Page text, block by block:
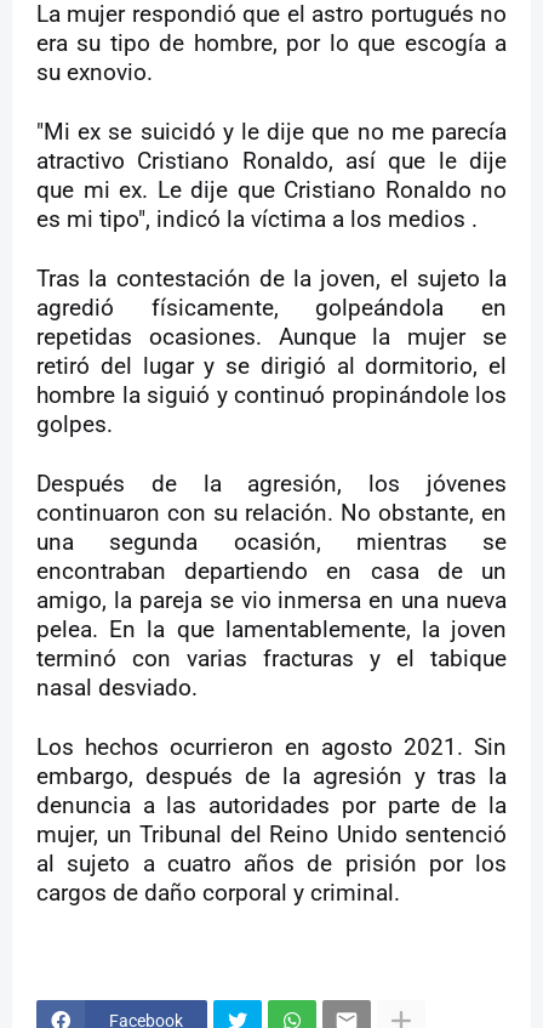
La mujer respondió que el astro portugués no
era su tipo de hombre, por lo que escogía a
su exnovio.
"Mi ex se suicidó y le dije que no me parecía
atractivo Cristiano Ronaldo, así que le dije
que mi ex. Le dije que Cristiano Ronaldo no
es mi tipo", indicó la víctima a los medios .
Tras la contestación de la joven, el sujeto la
agredió físicamente, golpeándola en
repetidas ocasiones. Aunque la mujer se
retiró del lugar y se dirigió al dormitorio, el
hombre la siguió y continuó propinándole los
golpes.
Después de la agresión, los jóvenes
continuaron con su relación. No obstante, en
una segunda ocasión, mientras se
encontraban departiendo en casa de un
amigo, la pareja se vio inmersa en una nueva
pelea. En la que lamentablemente, la joven
terminó con varias fracturas y el tabique
nasal desviado.
Los hechos ocurrieron en agosto 2021. Sin
embargo, después de la agresión y tras la
denuncia a las autoridades por parte de la
mujer, un Tribunal del Reino Unido sentenció
al sujeto a cuatro años de prisión por los
cargos de daño corporal y criminal.
Facebook